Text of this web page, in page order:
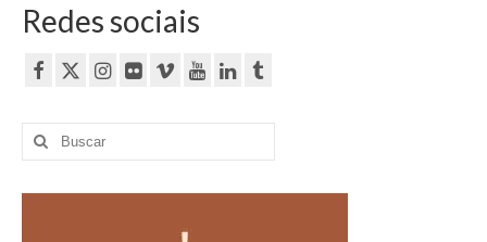
Redes sociais
Buscar
por: